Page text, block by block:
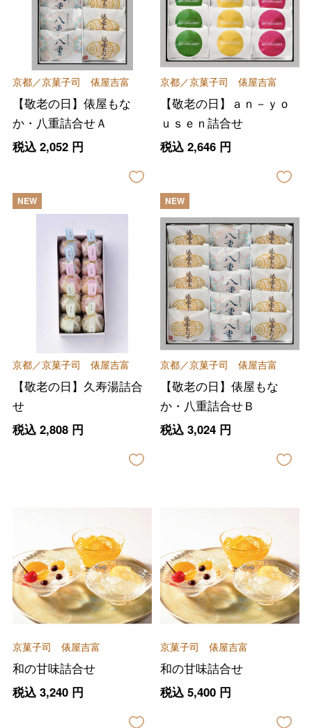
京都／京菓子司 俵屋吉富
【敬老の日】俵屋もな
か・八重詰合せＡ
税込 2,052円
京都／京菓子司 俵屋吉富
【敬老の日】ａｎ－ｙｏ
ｕｓｅｎ詰合せ
税込 2,646円
NEW
京都／京菓子司 俵屋吉富
【敬老の日】久寿湯詰合
せ
税込 2,808円
NEW
京都／京菓子司 俵屋吉富
【敬老の日】俵屋もな
か・八重詰合せＢ
税込 3,024円
京菓子司 俵屋吉富
和の甘味詰合せ
税込 3,240円
京菓子司 俵屋吉富
和の甘味詰合せ
税込 5,400円